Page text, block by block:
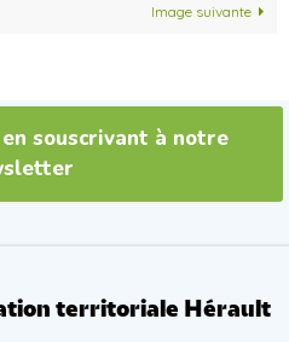
Image suivante
en souscrivant à notre
territoriale Hérault